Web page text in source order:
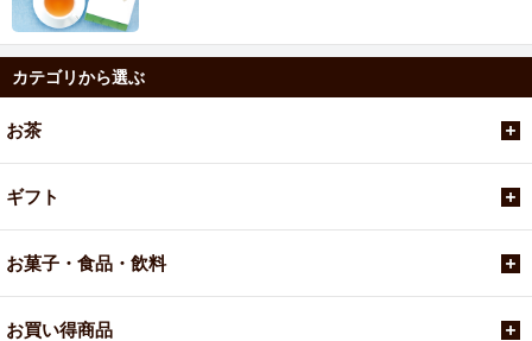
カテゴリから選ぶ
お茶
ギフト
お菓子・食品・飲料
お買い得商品